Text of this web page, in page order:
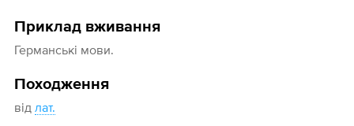
Приклад вживання
Германські мови.
Походження
від лат.